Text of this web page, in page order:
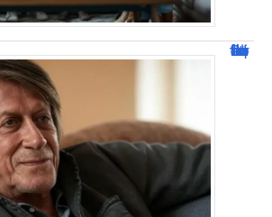
Jacques Dutronc fortune : estimation et sources de richesse !